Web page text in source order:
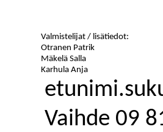
Valmistelijat / lisätiedot:
Otranen Patrik
Mäkelä Salla
Karhula Anja
Vaihde 09